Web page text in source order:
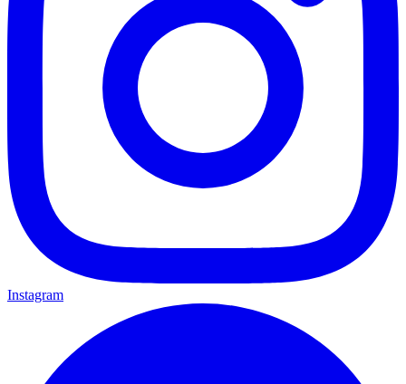
Instagram